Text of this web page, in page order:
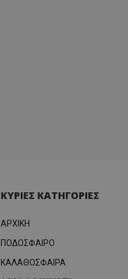
ΚΥΡΙΕΣ ΚΑΤΗΓΟΡΙΕΣ
ΑΡΧΙΚΗ
ΠΟΔΟΣΦΑΙΡΟ
ΚΑΛΑΘΟΣΦΑΙΡΑ